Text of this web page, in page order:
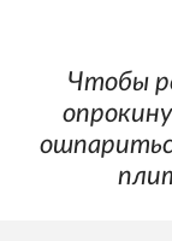
Чтобы